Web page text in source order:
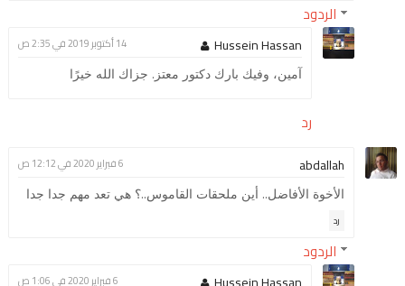
الردود
Hussein Hassan 14 أكتوبر 2019 في 2:35 ص
آمين، وفيك بارك دكتور معتز. جزاك الله خيرًا
رد
abdallah 6 فبراير 2020 في 12:12 ص
الأخوة الأفاضل.. أين ملحقات القاموس..؟ هي تعد مهم جدا جدا
رد
الردود
6 فبراير 2020 في 1:06 ص